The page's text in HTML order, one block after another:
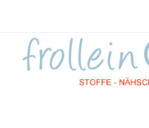
springen